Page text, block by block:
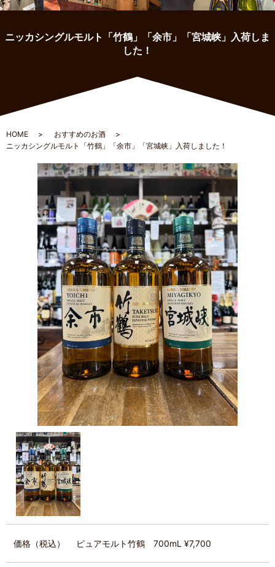
ニッカシングルモルト「竹鶴」「余市」「宮城峡」入荷しま
した！
HOME
おすすめのお酒
ニッカシングルモルト「竹鶴」「余市」「宮城峡」入荷しました！
価格（税込） ピュアモルト竹鶴 700mL ¥7,700